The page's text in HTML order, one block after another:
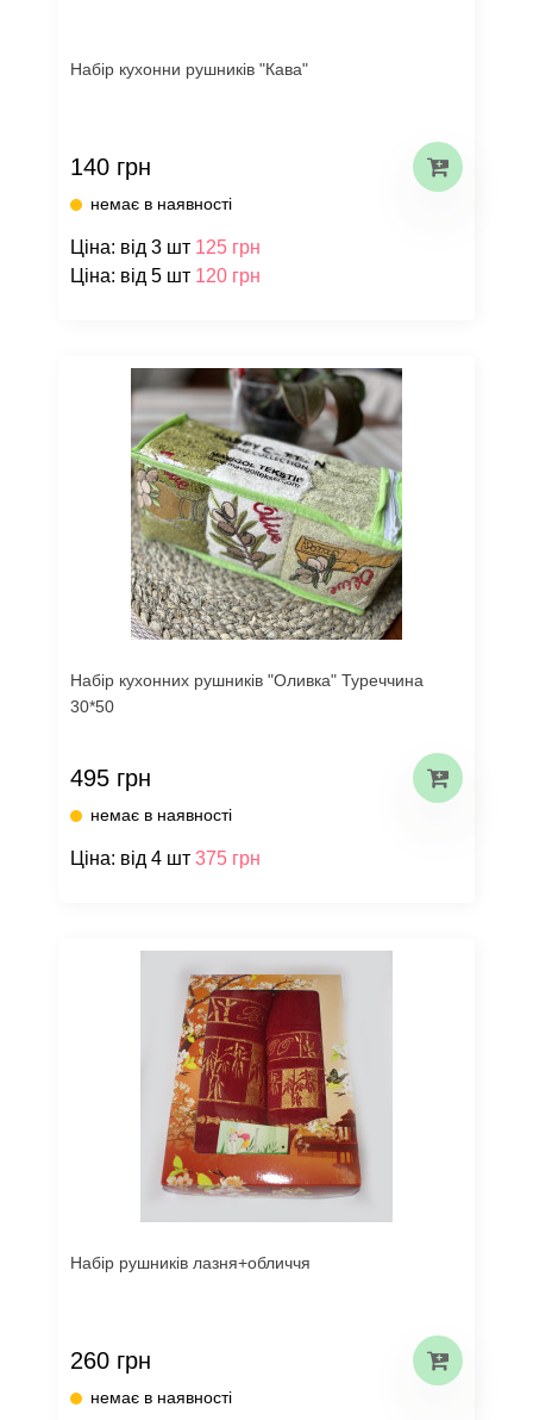
Набір кухонни рушників "Кава"
140 грн
немає в наявності
Ціна: від 3 шт 125 грн
Ціна: від 5 шт 120 грн
Набір кухонних рушників "Оливка" Туреччина
30*50
495 грн
немає в наявності
Ціна: від 4 шт 375 грн
Набір рушників лазня+обличчя
260 грн
немає в наявності